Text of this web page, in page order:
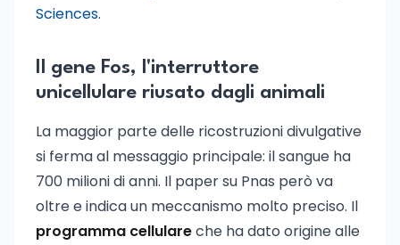
Sciences.
Il gene Fos, l'interruttore
unicellulare riusato dagli animali
La maggior parte delle ricostruzioni divulgative
si ferma al messaggio principale: il sangue ha
700 milioni di anni. Il paper su Pnas però va
oltre e indica un meccanismo molto preciso. Il
programma cellulareche ha dato origine alle